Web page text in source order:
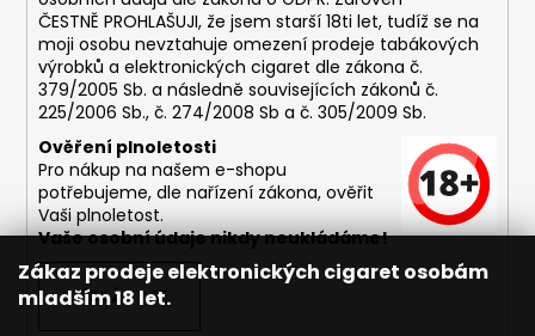
Zákaz prodeje elektronických cigaret osobám
mladším 18 let.
ČESTNĚ PROHLAŠUJI, že jsem starší 18ti let, tudíž se na
moji osobu nevztahuje omezení prodeje tabákových
výrobků a elektronických cigaret dle zákona č.
379/2005 Sb. a následně souvisejících zákonů č.
225/2006 Sb., č. 274/2008 Sb a č. 305/2009 Sb.
Ověření plnoletosti
Pro nákup na našem e-shopu
potřebujeme, dle nařízení zákona, ověřit
Vaši plnoletost.
Vaše osobní údaje nikdy neukládáme!
PŘIHLÁSIT SE